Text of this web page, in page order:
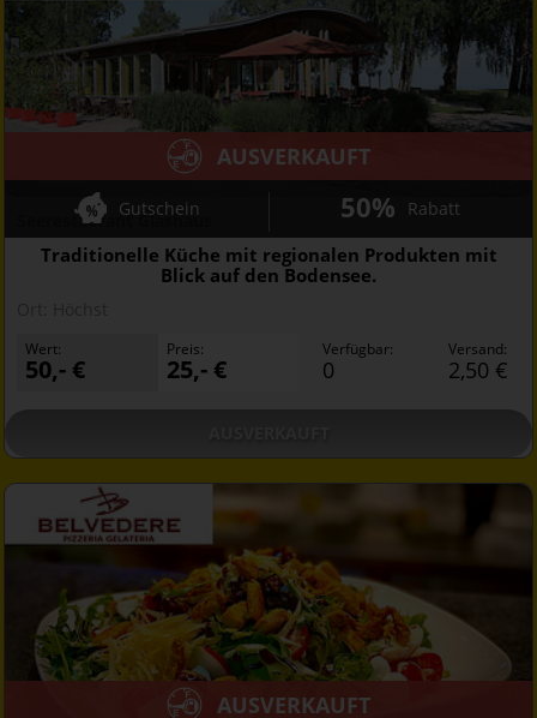
Seerestaurant Glashaus
Traditionelle Küche mit regionalen Produkten mit
Blick auf den Bodensee.
AUSVERKAUFT
Gutschein 50% Rabatt
Wert:
50,- €
Preis:
25,- €
Verfügbar:
0
Versand:
2,50 €
AUSVERKAUFT